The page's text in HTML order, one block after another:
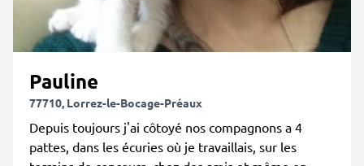
Pauline
77710, Lorrez-le-Bocage-Préaux
Depuis toujours j'ai côtoyé nos compagnons a 4
pattes, dans les écuries où je travaillais, sur les